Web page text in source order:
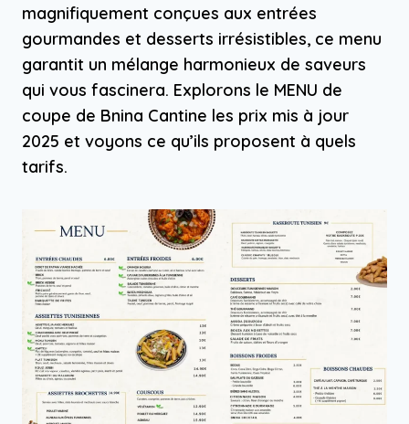
magnifiquement conçues aux entrées
gourmandes et desserts irrésistibles, ce menu
garantit un mélange harmonieux de saveurs
qui vous fascinera. Explorons le MENU de
coupe de Bnina Cantine les prix mis à jour
2025 et voyons ce qu’ils proposent à quels
tarifs.